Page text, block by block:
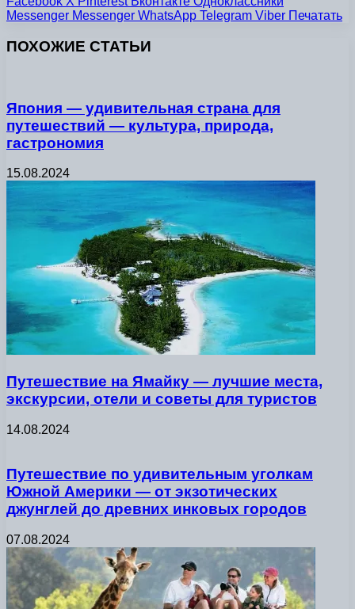
Messenger Messenger WhatsApp Telegram Viber Печатать
ПОХОЖИЕ СТАТЬИ
Япония — удивительная страна для
путешествий — культура, природа,
гастрономия
15.08.2024
Путешествие на Ямайку — лучшие места,
экскурсии, отели и советы для туристов
14.08.2024
Путешествие по удивительным уголкам
Южной Америки — от экзотических
джунглей до древних инковых городов
07.08.2024